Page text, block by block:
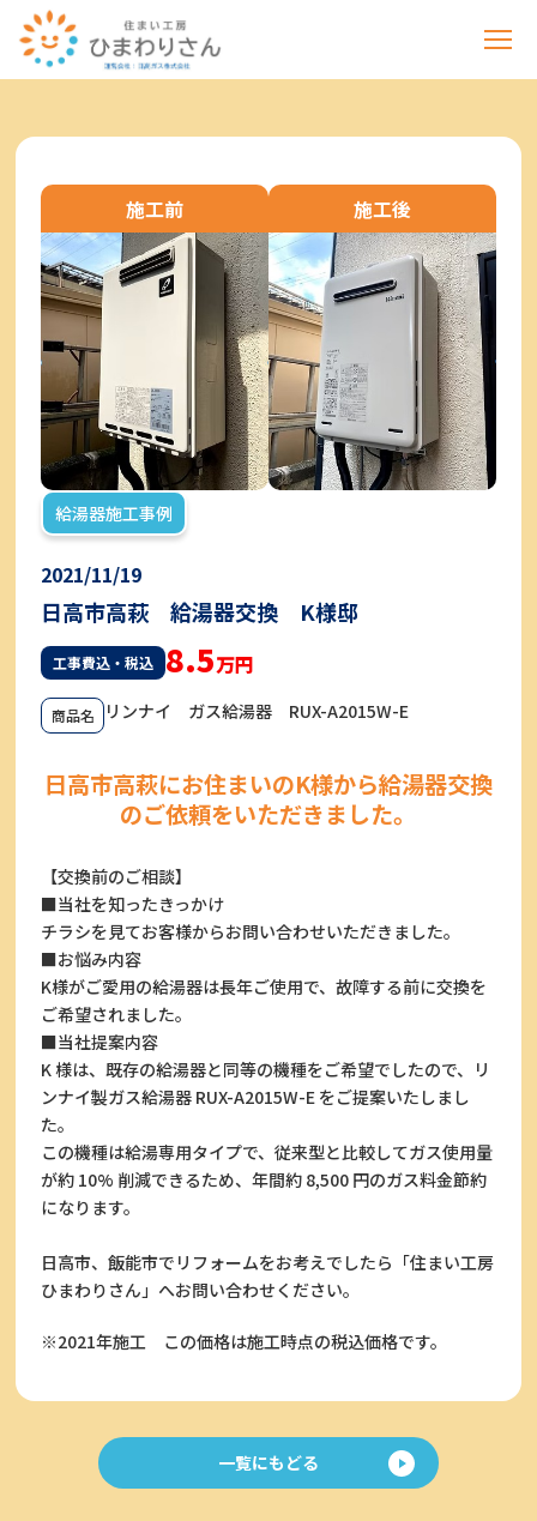
施工前 施工後
給湯器施工事例
2021/11/19
日高市高萩 給湯器交換 K様邸
工事費込・税込 8.5万円
商品名 リンナイ ガス給湯器 RUX-A2015W-E
日高市高萩にお住まいのK様から給湯器交換
のご依頼をいただきました。
【交換前のご相談】
■当社を知ったきっかけ
チラシを見てお客様からお問い合わせいただきました。
■お悩み内容
K様がご愛用の給湯器は長年ご使用で、故障する前に交換を
ご希望されました。
■当社提案内容
K 様は、既存の給湯器と同等の機種をご希望でしたので、リ
ンナイ製ガス給湯器 RUX-A2015W-E をご提案いたしまし
た。
この機種は給湯専用タイプで、従来型と比較してガス使用量
が約 10% 削減できるため、年間約 8,500 円のガス料金節約
になります。
日高市、飯能市でリフォームをお考えでしたら「住まい工房
ひまわりさん」へお問い合わせください。
※2021年施工 この価格は施工時点の税込価格です。
一覧にもどる